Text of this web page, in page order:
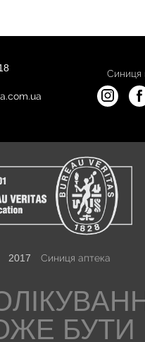
Синиця
2017 Синиця аптека
БУТИ